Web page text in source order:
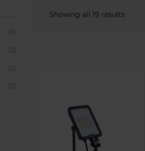
(3)
(2)
(2)
(2)
Showing all 19 results